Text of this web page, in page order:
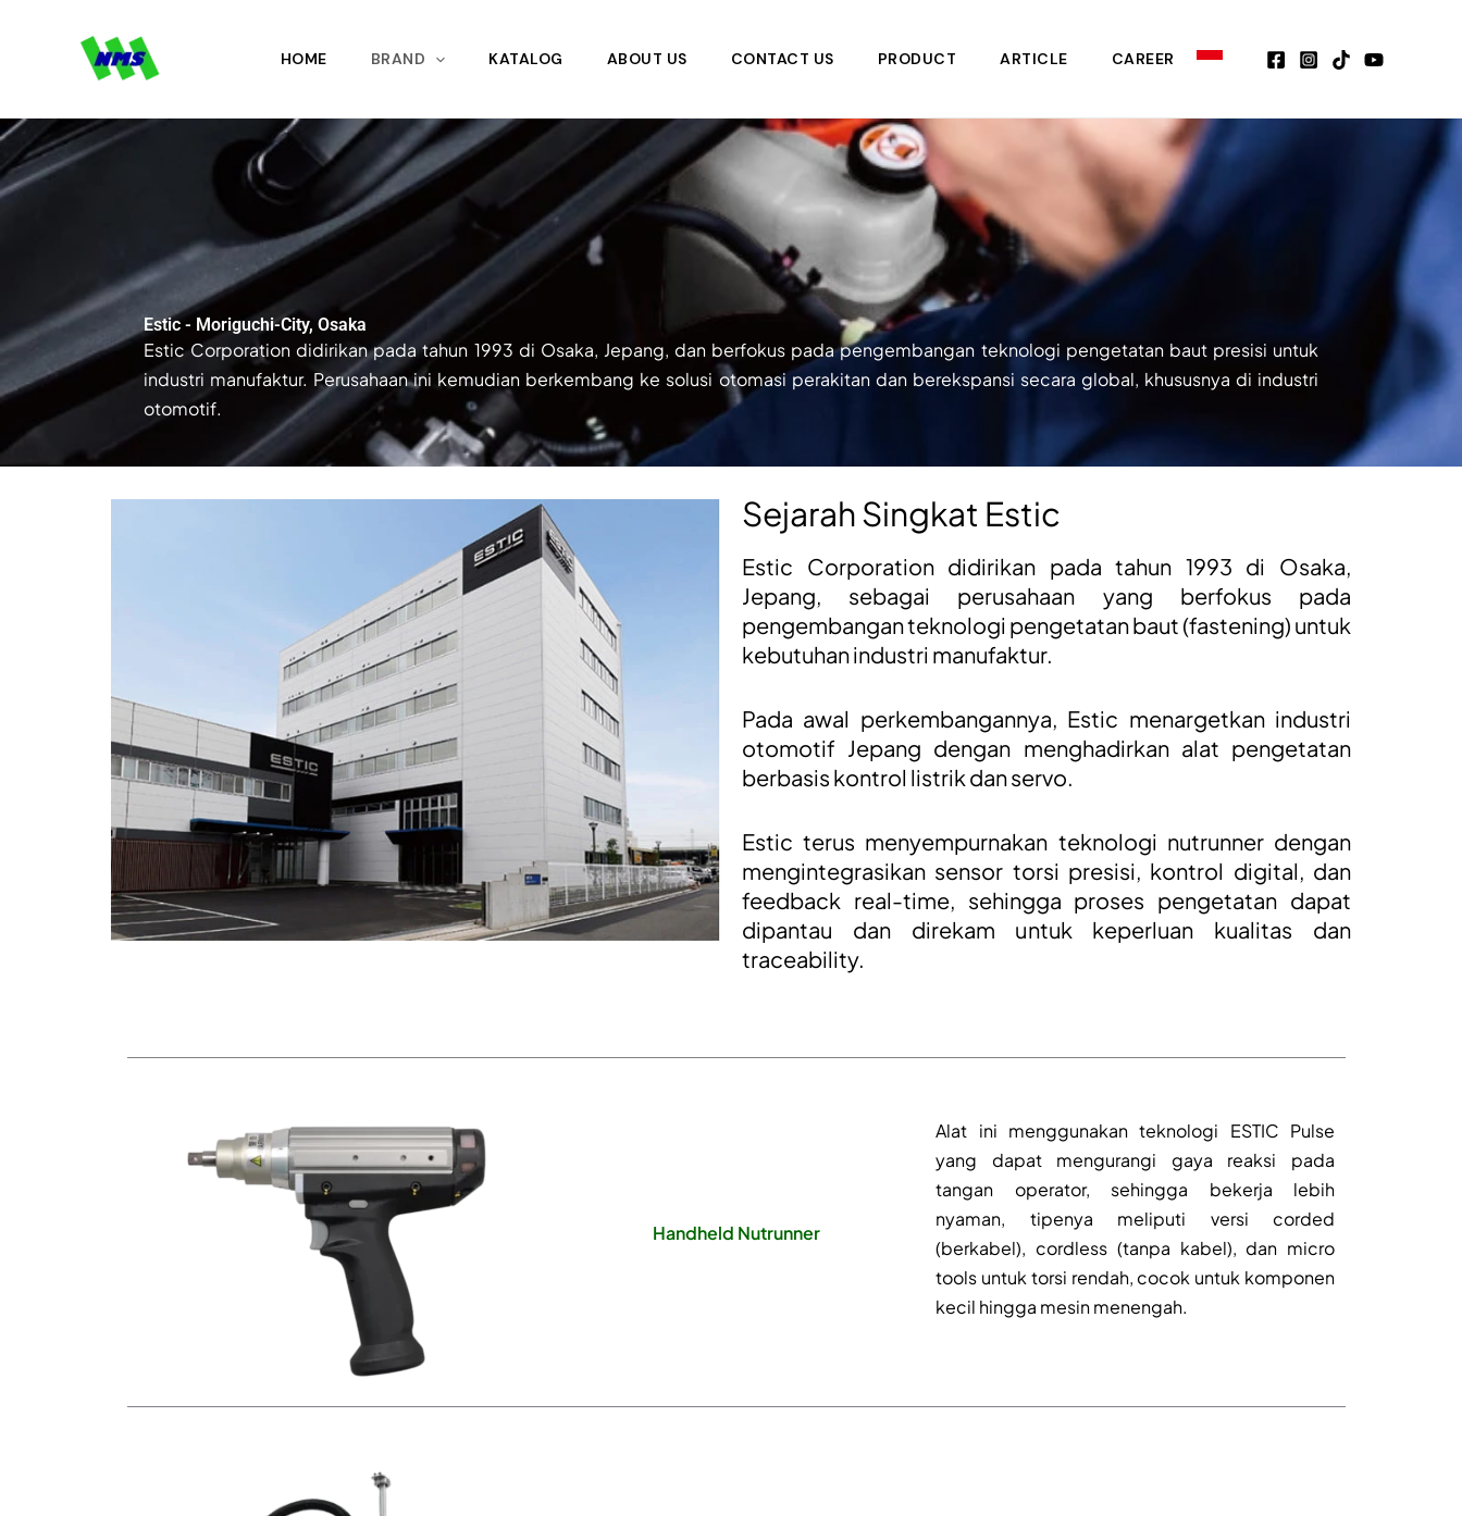
HOME BRAND KATALOG ABOUT US CONTACT US PRODUCT ARTICLE CAREER
Estic - Moriguchi-City, Osaka
Estic Corporation didirikan pada tahun 1993 di Osaka, Jepang, dan berfokus pada pengembangan teknologi pengetatan baut presisi untuk
industri manufaktur. Perusahaan ini kemudian berkembang ke solusi otomasi perakitan dan berekspansi secara global, khususnya di industri
otomotif.
Sejarah Singkat Estic
Estic Corporation didirikan pada tahun 1993 di Osaka,
Jepang, sebagai perusahaan yang berfokus pada
pengembangan teknologi pengetatan baut (fastening) untuk
kebutuhan industri manufaktur.
Pada awal perkembangannya, Estic menargetkan industri
otomotif Jepang dengan menghadirkan alat pengetatan
berbasis kontrol listrik dan servo.
Estic terus menyempurnakan teknologi nutrunner dengan
mengintegrasikan sensor torsi presisi, kontrol digital, dan
feedback real-time, sehingga proses pengetatan dapat
dipantau dan direkam untuk keperluan kualitas dan
traceability.
Handheld Nutrunner
Alat ini menggunakan teknologi ESTIC Pulse
yang dapat mengurangi gaya reaksi pada
tangan operator, sehingga bekerja lebih
nyaman, tipenya meliputi versi corded
(berkabel), cordless (tanpa kabel), dan micro
tools untuk torsi rendah, cocok untuk komponen
kecil hingga mesin menengah.